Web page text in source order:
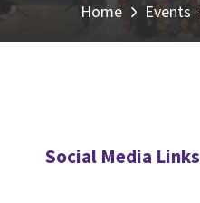
Home Events
Social Media Links